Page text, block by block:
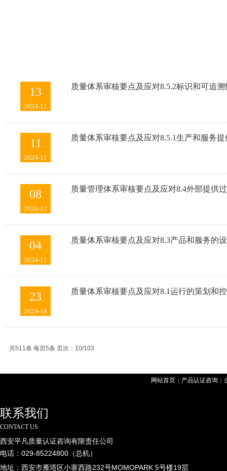
13
2024-11
质量体系审核要点及应对8.5.2标识和可追溯
11
2024-11
质量体系审核要点及应对8.5.1生产和服务
08
2024-11
质量管理体系审核要点及应对8.4外部提供
04
2024-11
质量体系审核要点及应对8.3产品和服务的
23
2024-10
质量体系审核要点及应对8.1运行的策划和
共511条 每页5条 页次：10/103
西安平凡质量认证咨询有限责任公司
电话：029-85224800（总机）
地址：西安市雁塔区小寨西路232号MOMOPARK 5号楼19层
联系我们
CONTACT US
网站首页 | 产品认证咨询 |